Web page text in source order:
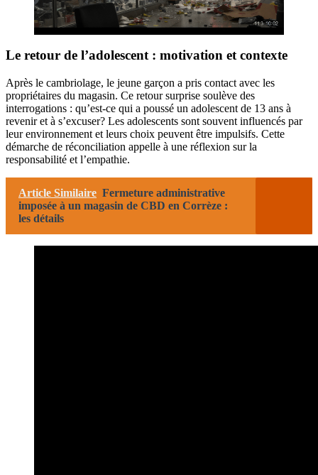
Le retour de l’adolescent : motivation et contexte
Après le cambriolage, le jeune garçon a pris contact avec les
propriétaires du magasin. Ce retour surprise soulève des
interrogations : qu’est-ce qui a poussé un adolescent de 13 ans à
revenir et à s’excuser? Les adolescents sont souvent influencés par
leur environnement et leurs choix peuvent être impulsifs. Cette
démarche de réconciliation appelle à une réflexion sur la
responsabilité et l’empathie.
Article Similaire Fermeture administrative
imposée à un magasin de CBD en Corrèze :
les détails